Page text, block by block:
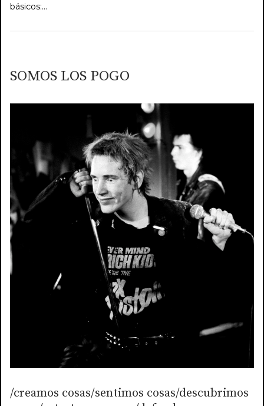
básicos:…
SOMOS LOS POGO
/creamos cosas/sentimos cosas/descubrimos